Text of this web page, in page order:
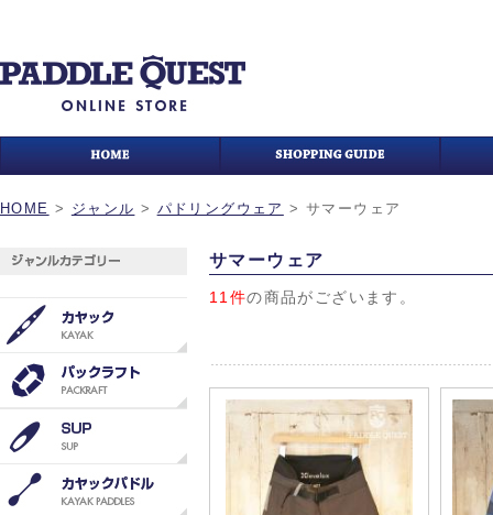
HOME > ジャンル > パドリングウェア >サマーウェア
サマーウェア
11件の商品がございます。